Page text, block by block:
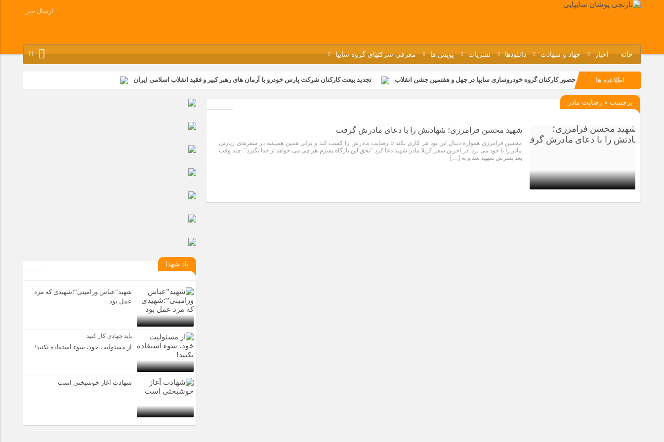
ارسال خبر
خانه اخبار جهاد و شهادت دانلودها نشریات پویش ها معرفی شرکتهای گروه سایپا
اطلاعیه ها حضور کارکنان گروه خودروسازی سایپا در چهل و هفتمین جشن انقلاب تجدید بیعت کارکنان شرکت پارس خودرو با آرمان های رهبر کبیر و فقید انقلاب اسلامی ایران
مسابقات ورزشی در مگاموتوربا استقبال کارکنان برگزار شد
مراسم گرامیداشت سالروز آزادسازی خرمشهر در نمازخانه فاطمیه مگاموتور تیم شهدای مگاموتور در بزرگترین مسابقات گل کوچک جهان شرکت کرد
برچسب » رضایت مادر
9 سال قبل
شهید محسن فرامرزی؛ شهادتش را با دعای مادرش گرفت
محسن فرامرزی همواره دنبال این بود هر کاری بکند تا رضایت مادرش را کسب کند و برلی همین همیشه در سفرهای زیارتی
مادر را با خود می برد. در اخرین سفر کربلا مادر شهید دعا کرد “بحق این بارگاه پسرم هر چی می خواهد از خدا بگیرد”. چند وقت
بعد پسرش شهید شد و به […]
یاد شهدا
شهید”عباس ورامینی”؛شهیدی که مرد
عمل بود
باید جهادی کار کنید
از مسئولیت خود، سوء استفاده نکنید!
شهادت آغاز خوشبختی است